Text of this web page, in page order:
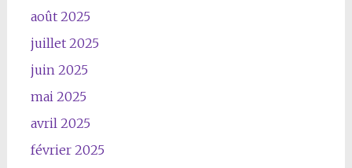
août 2025
juillet 2025
juin 2025
mai 2025
avril 2025
février 2025